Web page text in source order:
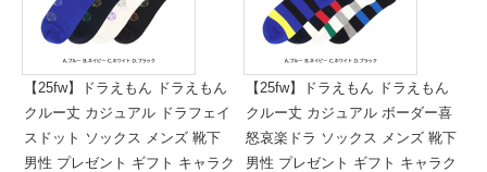
【25fw】ドラえもん ドラえもん
クルー丈 カジュアル ドラフェイ
スドット ソックス メンズ 靴下
男性 プレゼント ギフト キャラク
【25fw】ドラえもん ドラえもん
クルー丈 カジュアル ボーダー喜
怒哀楽ドラ ソックス メンズ 靴下
男性 プレゼント ギフト キャラク